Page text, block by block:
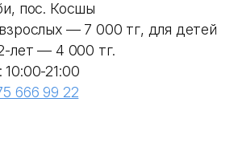
пос. Косшы
— 7 000 тг, для детей
лет — 4 000 тг.
: 10:00-21:00
666 99 22